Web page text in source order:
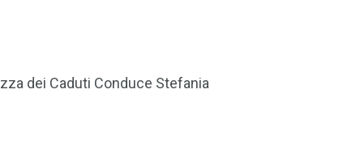
dei Caduti Conduce Stefania